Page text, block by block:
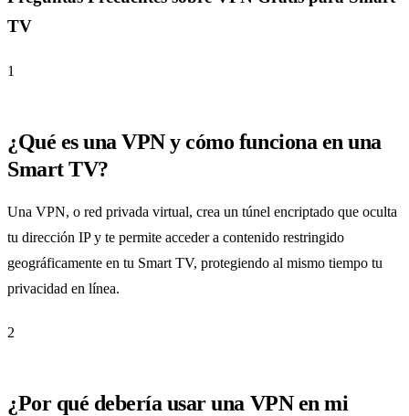
TV
1
¿Qué es una VPN y cómo funciona en una
Smart TV?
Una VPN, o red privada virtual, crea un túnel encriptado que oculta
tu dirección IP y te permite acceder a contenido restringido
geográficamente en tu Smart TV, protegiendo al mismo tiempo tu
privacidad en línea.
2
¿Por qué debería usar una VPN en mi